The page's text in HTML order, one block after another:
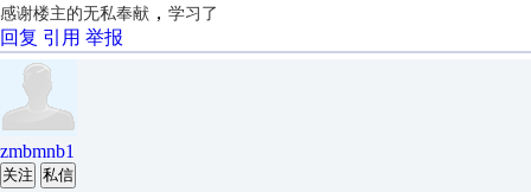
感谢楼主的无私奉献 ， 学习了
回复 引用 举报
zmbmnb1
关注 私信